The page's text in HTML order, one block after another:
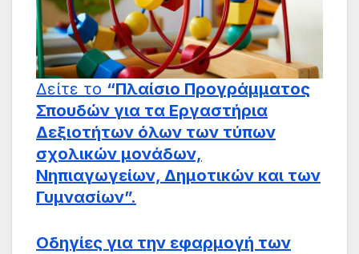
Δείτε το “Πλαίσιο Προγράμματος
Σπουδών για τα Εργαστήρια
Δεξιοτήτων όλων των τύπων
σχολικών μονάδων,
Νηπιαγωγείων, Δημοτικών και των
Γυμνασίων”.
Οδηγίες για την εφαρμογή των